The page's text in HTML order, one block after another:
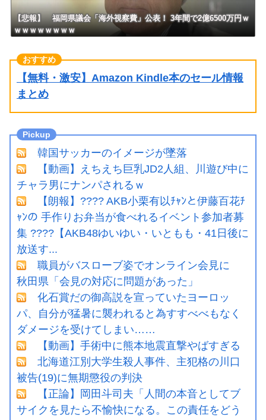
【悲報】 福岡県議会「海外視察費」公表！ 3年間で2億6500万円ｗ
ｗｗｗｗｗｗｗｗ
【無料・激安】Amazon Kindle本のセール情報
まとめ
韓国サッカーのイメージが墜落
【動画】えちえち巨乳JD2人組、川遊び中に
チャラ男にナンパされるｗ
【朗報】???? AKB小栗有以ﾁｬﾝと伊藤百花ﾁ
ｬﾝの 手作りお弁当が食べれるイベント参加者募
集 ????【AKB48ゆいゆい・いともも・41日後に
放送す...
職員がバスローブ姿でオンライン会見に
秋田県「会見の対応に問題があった」
化石賞だの御高説を宣っていたヨーロッ
パ、自分が猛暑に襲われると為すすべべもなく
ダメージを受けてしまい……
【動画】手術中に熊本地震直撃やばすぎる
北海道江別大学生殺人事件、主犯格の川口
被告(19)に無期懲役の判決
【正論】岡田斗司夫「人間の本音としてブ
サイクを見たら不愉快になる。この責任をどう